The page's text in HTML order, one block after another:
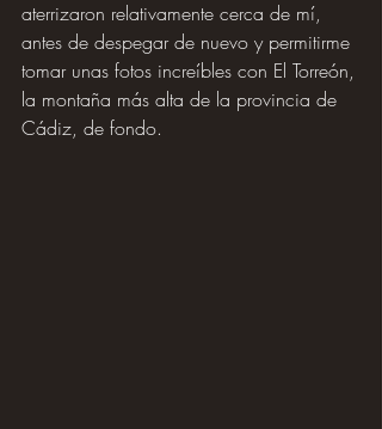
aterrizaron relativamente cerca de mí,
antes de despegar de nuevo y permitirme
tomar unas fotos increíbles con El Torreón,
la montaña más alta de la provincia de
Cádiz, de fondo.